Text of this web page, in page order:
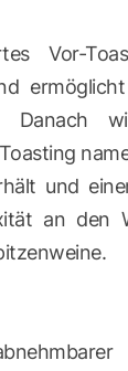
Vor-
Danach
und
an den